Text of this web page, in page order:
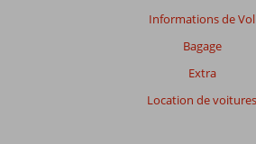
Informations de Vol
Bagage
Extra
Location de voitures